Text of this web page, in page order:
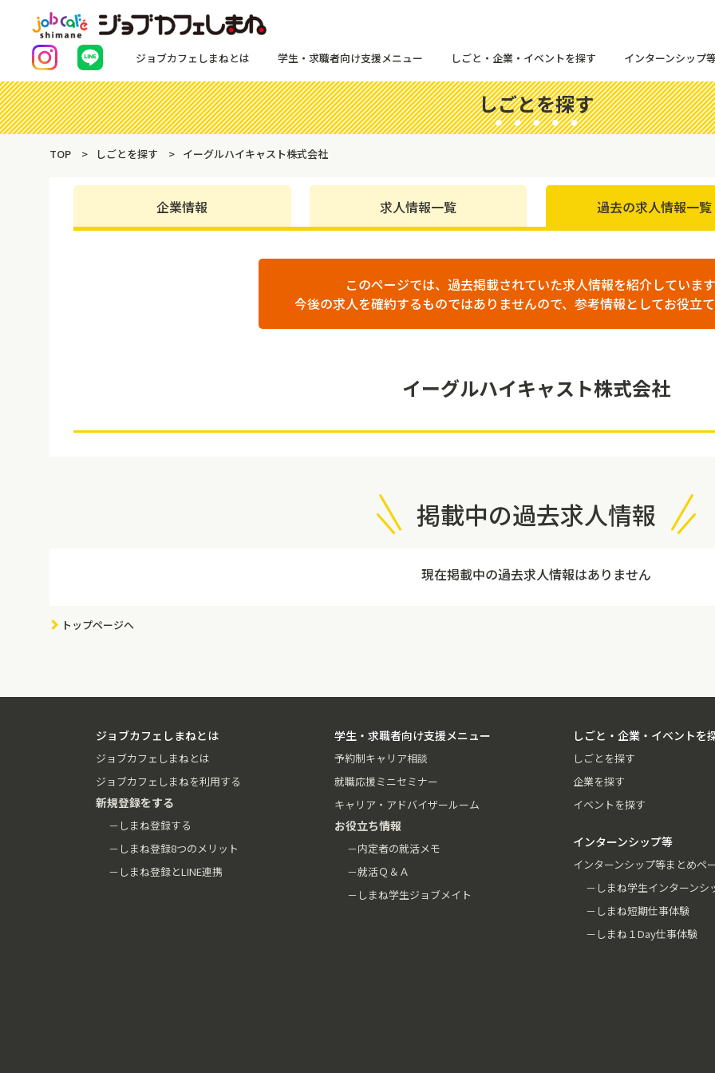
ジョブカフェしまねとは 学生・求職者向け支援メニュー しごと・企業・イベントを探す インターンシップ
しごとを探す
TOP しごとを探す イーグルハイキャスト株式会社
企業情報 求人情報一覧 過去の求人情報一覧
このページでは、過去掲載されていた求人情報を紹介しています
今後の求人を確約するものではありませんので、参考情報としてお役立て
イーグルハイキャスト株式会社
掲載中の過去求人情報
現在掲載中の過去求人情報はありません
トップページへ
ジョブカフェしまねとは
ジョブカフェしまねとは
ジョブカフェしまねを利用する
新規登録をする
－しまね登録する
－しまね登録8つのメリット
－しまね登録とLINE連携
学生・求職者向け支援メニュー
予約制キャリア相談
就職応援ミニセミナー
キャリア・アドバイザールーム
お役立ち情報
－内定者の就活メモ
－就活Ｑ＆Ａ
－しまね学生ジョブメイト
しごと・企業・イベントを
しごとを探す
企業を探す
イベントを探す
インターンシップ等
インターンシップ等まとめペ
－しまね学生インターンシ
－しまね短期仕事体験
－しまね１Day仕事体験